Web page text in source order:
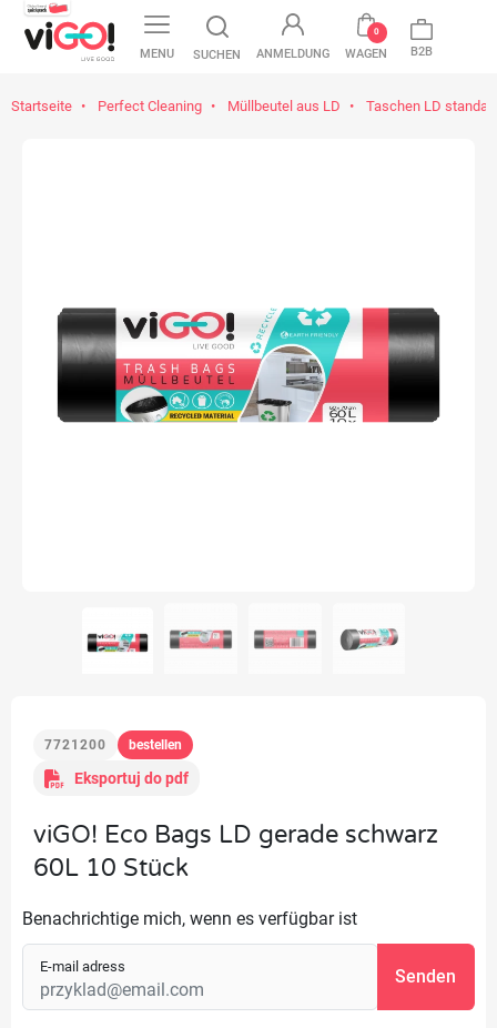
MENU SUCHEN ANMELDUNG WAGEN
0
B2B
Startseite Perfect Cleaning Müllbeutel aus LD Taschen LD
7721200 bestellen
Eksportuj do pdf
viGO! Eco Bags LD gerade schwarz
60L 10 Stück
Benachrichtige mich, wenn es verfügbar ist
E-mail adress Senden